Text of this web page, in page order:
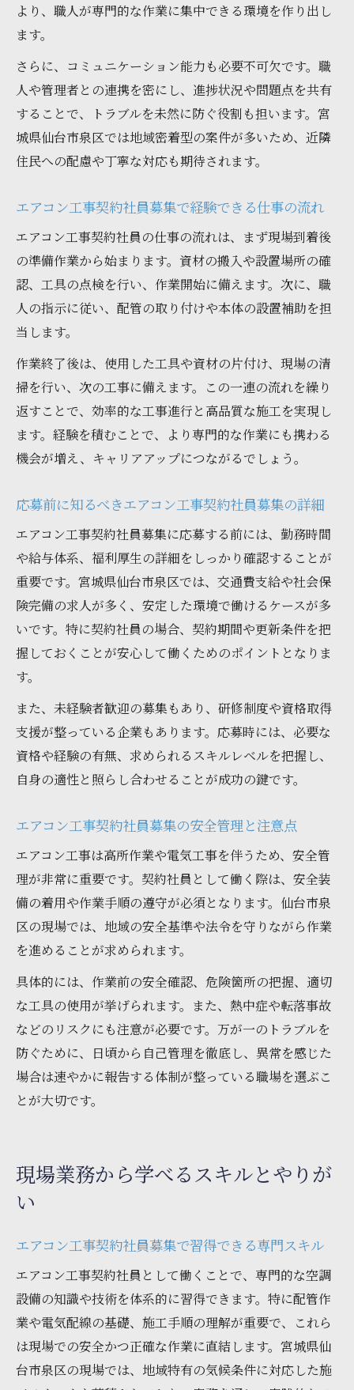
より、職人が専門的な作業に集中できる環境を作り出し
ます。
さらに、コミュニケーション能力も必要不可欠です。職
人や管理者との連携を密にし、進捗状況や問題点を共有
することで、トラブルを未然に防ぐ役割も担います。宮
城県仙台市泉区では地域密着型の案件が多いため、近隣
住民への配慮や丁寧な対応も期待されます。
エアコン工事契約社員募集で経験できる仕事の流れ
エアコン工事契約社員の仕事の流れは、まず現場到着後
の準備作業から始まります。資材の搬入や設置場所の確
認、工具の点検を行い、作業開始に備えます。次に、職
人の指示に従い、配管の取り付けや本体の設置補助を担
当します。
作業終了後は、使用した工具や資材の片付け、現場の清
掃を行い、次の工事に備えます。この一連の流れを繰り
返すことで、効率的な工事進行と高品質な施工を実現し
ます。経験を積むことで、より専門的な作業にも携わる
機会が増え、キャリアアップにつながるでしょう。
応募前に知るべきエアコン工事契約社員募集の詳細
エアコン工事契約社員募集に応募する前には、勤務時間
や給与体系、福利厚生の詳細をしっかり確認することが
重要です。宮城県仙台市泉区では、交通費支給や社会保
険完備の求人が多く、安定した環境で働けるケースが多
いです。特に契約社員の場合、契約期間や更新条件を把
握しておくことが安心して働くためのポイントとなりま
す。
また、未経験者歓迎の募集もあり、研修制度や資格取得
支援が整っている企業もあります。応募時には、必要な
資格や経験の有無、求められるスキルレベルを把握し、
自身の適性と照らし合わせることが成功の鍵です。
エアコン工事契約社員募集の安全管理と注意点
エアコン工事は高所作業や電気工事を伴うため、安全管
理が非常に重要です。契約社員として働く際は、安全装
備の着用や作業手順の遵守が必須となります。仙台市泉
区の現場では、地域の安全基準や法令を守りながら作業
を進めることが求められます。
具体的には、作業前の安全確認、危険箇所の把握、適切
な工具の使用が挙げられます。また、熱中症や転落事故
などのリスクにも注意が必要です。万が一のトラブルを
防ぐために、日頃から自己管理を徹底し、異常を感じた
場合は速やかに報告する体制が整っている職場を選ぶこ
とが大切です。
現場業務から学べるスキルとやりが
い
エアコン工事契約社員募集で習得できる専門スキル
エアコン工事契約社員として働くことで、専門的な空調
設備の知識や技術を体系的に習得できます。特に配管作
業や電気配線の基礎、施工手順の理解が重要で、これら
は現場での安全かつ正確な作業に直結します。宮城県仙
台市泉区の現場では、地域特有の気候条件に対応した施